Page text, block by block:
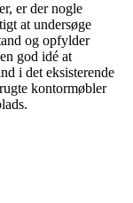
er der nogle
at undersøge
og opfylder
god idé at
i det eksisterende
kontormøbler